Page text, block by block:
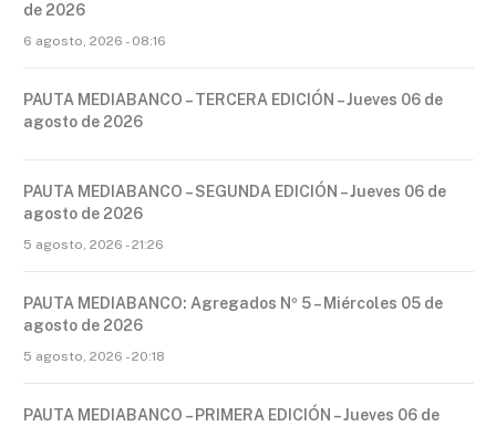
de 2026
6 agosto, 2026 - 08:16
PAUTA MEDIABANCO – TERCERA EDICIÓN – Jueves 06 de
agosto de 2026
PAUTA MEDIABANCO – SEGUNDA EDICIÓN – Jueves 06 de
agosto de 2026
5 agosto, 2026 - 21:26
PAUTA MEDIABANCO: Agregados Nº 5 – Miércoles 05 de
agosto de 2026
5 agosto, 2026 - 20:18
PAUTA MEDIABANCO – PRIMERA EDICIÓN – Jueves 06 de